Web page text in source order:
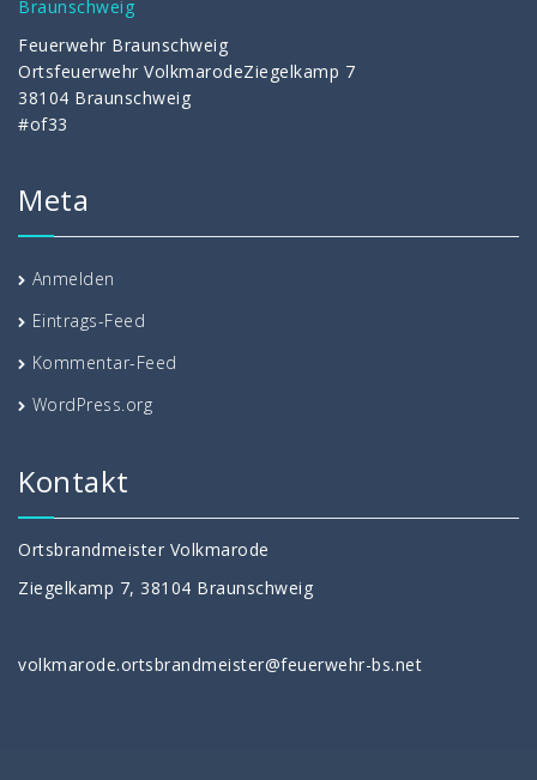
Feuerwehr Braunschweig
Ortsfeuerwehr VolkmarodeZiegelkamp 7
38104 Braunschweig
#of33
Meta
Anmelden
Eintrags-Feed
Kommentar-Feed
WordPress.org
Kontakt
Ortsbrandmeister Volkmarode
Ziegelkamp 7, 38104 Braunschweig
volkmarode.ortsbrandmeister@feuerwehr-bs.net